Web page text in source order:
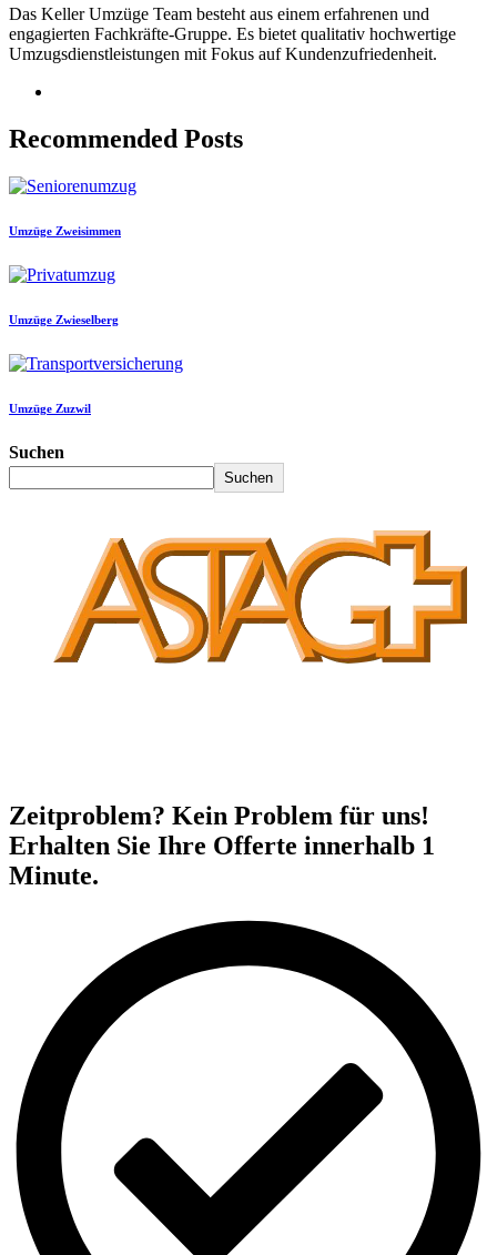
Das Keller Umzüge Team besteht aus einem erfahrenen und
engagierten Fachkräfte-Gruppe. Es bietet qualitativ hochwertige
Umzugsdienstleistungen mit Fokus auf Kundenzufriedenheit.
Recommended Posts
Umzüge Zweisimmen
Umzüge Zwieselberg
Umzüge Zuzwil
Suchen
Suchen
Zeitproblem? Kein Problem für uns!
Erhalten Sie Ihre Offerte innerhalb 1
Minute.